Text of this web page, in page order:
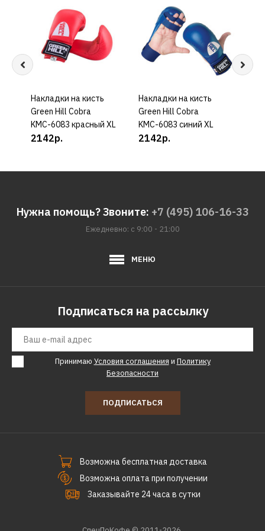
КУПИТЬ
Накладки на кисть
Green Hill Cobra
KMС-6083 красный XL
2142р.
КУПИТЬ
Накладки на кисть
Green Hill Cobra
KMС-6083 синий XL
2142р.
Нужна помощь? Звоните: +7 (495) 106-16-33
Ежедневно: с 9:00 - 21:00
МЕНЮ
Подписаться на рассылку
Принимаю Условия соглашения и Политику
Безопасности
ПОДПИСАТЬСЯ
Возможна бесплатная доставка
Возможна оплата при получении
Заказывайте 24 часа в сутки